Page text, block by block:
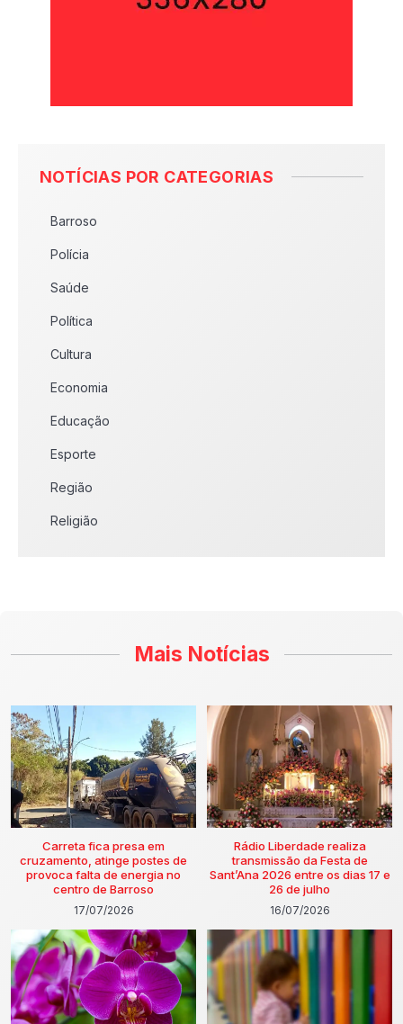
NOTÍCIAS POR CATEGORIAS
Barroso
Polícia
Saúde
Política
Cultura
Economia
Educação
Esporte
Região
Religião
Mais Notícias
Carreta fica presa em
cruzamento, atinge postes de
provoca falta de energia no
centro de Barroso
17/07/2026
Rádio Liberdade realiza
transmissão da Festa de
Sant’Ana 2026 entre os dias 17 e
26 de julho
16/07/2026